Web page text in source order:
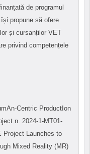
de programul
propune să ofere
și cursanților VET
privind competențele
Centric ProductIon
n. 2024-1-MT01-
Launches to
Mixed Reality (MR)